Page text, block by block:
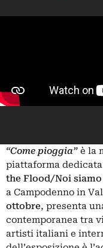
“Come pioggia” è la
piattaforma
the Flood/Noi
a Campodenno in
ottobre, presenta
contemporanea tra
artisti italiani e